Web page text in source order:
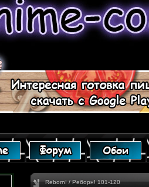
Reborn! / Реборн! 101-120